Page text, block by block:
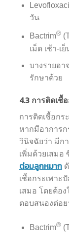
วัน
Bactrim®
เม็ด เช้า-เ
บางรายอา
รักษาด้วย
4.3 การติดเชื้
การติดเชื้อกร
หากมีอาการก
วินิจฉัยว่า มีก
เพิ่มด้วยเสม
ต่อมลูกหมาก
เชื้อกระเพาะ
เสมอ โดยต้อ
ตอบสนองต่อ
Bactrim®